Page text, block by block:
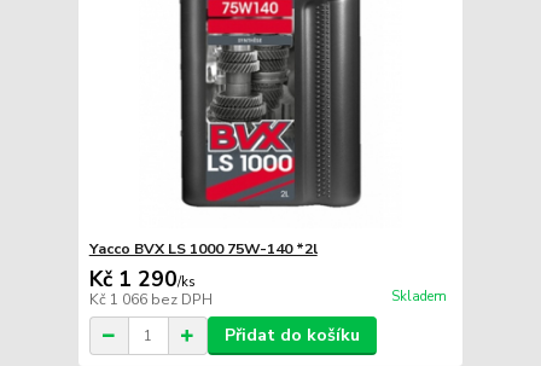
Yacco BVX LS 1000 75W-140 *2l
Kč 1 290/ks
Kč 1 066 bez DPH Skladem
Přidat do košíku